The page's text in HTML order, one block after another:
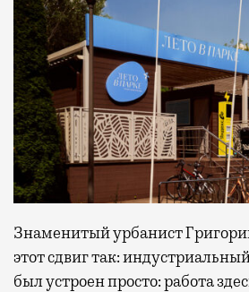
Знаменитый урбанист
этот сдвиг так:
был устроен просто: работа